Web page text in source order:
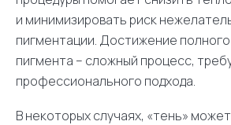
и минимизировать риск
пигментации. Достижение
пигмента – сложный процесс,
профессионального подхода.
В некоторых случаях, «тень»